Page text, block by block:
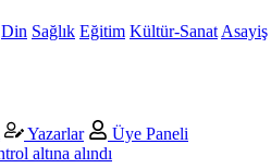
Din Sağlık Eğitim Kültür-Sanat Asayiş
Yazarlar Üye Paneli